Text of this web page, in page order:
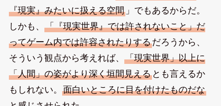
『現実』みたいに扱える空間」でもあるからだ。
しかも、 「『現実世界』では許されないこと」だ
ってゲーム内では許容されたりするだろうから、
そういう観点から考えれば、 「現実世界」以上に
「人間」の姿がより深く垣間見えるとも言えるか
もしれない。 面白いところに目を付けたものだな